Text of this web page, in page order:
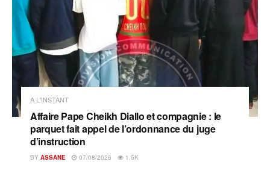
A L'INSTANT
Affaire Pape Cheikh Diallo et compagnie : le
parquet fait appel de l’ordonnance du juge
d’instruction
BY ASSANE 07/08/2026 1.5K